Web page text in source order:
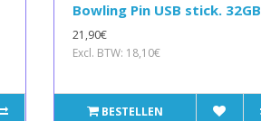
Bowling Pin USB stick. 32GB
21,90€
Excl. BTW: 18,10€
BESTELLEN